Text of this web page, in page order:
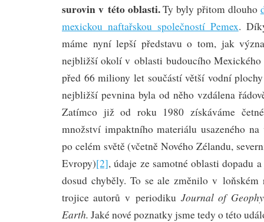
surovin v této oblasti.Ty byly přitom dlouho
mexickou naftařskou společností Pemex.
máme nyní lepší představu o tom, jak
nejbližší okolí v oblasti budoucího Mexického
před 66 miliony let součástí větší vodní
nejbližší pevnina byla od něho vzdálena
Zatímco již od roku 1980 získáváme
množství impaktního materiálu usazeného
po celém světě (včetně Nového Zélandu,
Evropy)[2], údaje ze samotné oblasti dopadu
dosud chyběly. To se ale změnilo v loňském
trojice autorů v periodiku Journal of
Earth. Jaké nové poznatky jsme tedy o této